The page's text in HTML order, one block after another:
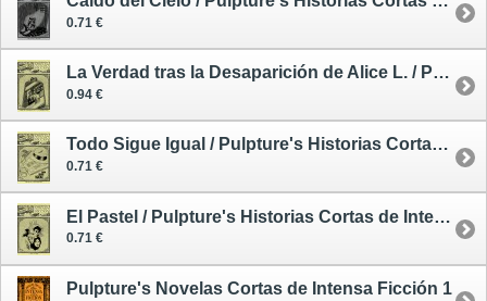
0.71 €
La Verdad tras la Desaparición de Alice L. / Pulpture's Historias Cortas de Intensa Ficción 11
0.94 €
Todo Sigue Igual / Pulpture's Historias Cortas de Intensa Ficción 12
0.71 €
El Pastel / Pulpture's Historias Cortas de Intensa Ficción 13
0.71 €
Pulpture's Novelas Cortas de Intensa Ficción 1